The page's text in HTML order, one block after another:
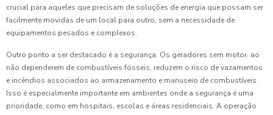
crucial para aqueles que precisam de soluções de energia que possam ser
facilmente movidas de um local para outro, sem a necessidade de
equipamentos pesados e complexos.
Outro ponto a ser destacado é a segurança. Os geradores sem motor, ao
não dependerem de combustíveis fósseis, reduzem o risco de vazamentos
e incêndios associados ao armazenamento e manuseio de combustíveis.
Isso é especialmente importante em ambientes onde a segurança é uma
prioridade, como em hospitais, escolas e áreas residenciais. A operação